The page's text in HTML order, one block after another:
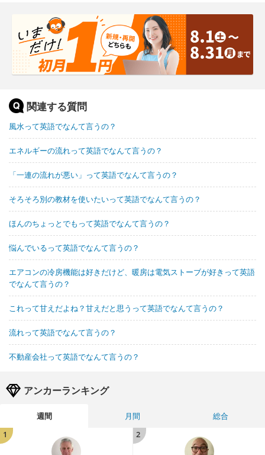
関連する質問
風水って英語でなんて言うの？
エネルギーの流れって英語でなんて言うの？
「一連の流れが悪い」って英語でなんて言うの？
そろそろ別の教材を使いたいって英語でなんて言うの？
ほんのちょっとでもって英語でなんて言うの？
悩んでいるって英語でなんて言うの？
エアコンの冷房機能は好きだけど、暖房は電気ストーブが好きって英語
でなんて言うの？
これって甘えだよね？甘えだと思うって英語でなんて言うの？
流れって英語でなんて言うの？
不動産会社って英語でなんて言うの？
アンカーランキング
週間 月間
総合
1
2